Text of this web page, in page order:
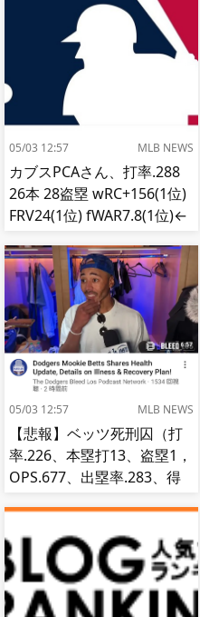
05/03 12:57 MLB NEWS
カブスPCAさん、打率.288
26本 28盗塁 wRC+156(1位)
FRV24(1位) fWAR7.8(1位)←
05/03 12:57 MLB NEWS
【悲報】ベッツ死刑囚（打
率.226、本塁打13、盗塁1，
OPS.677、出塁率.283、得